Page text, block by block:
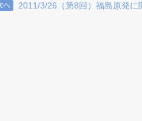
2011/3/26（第8回）福島原発に